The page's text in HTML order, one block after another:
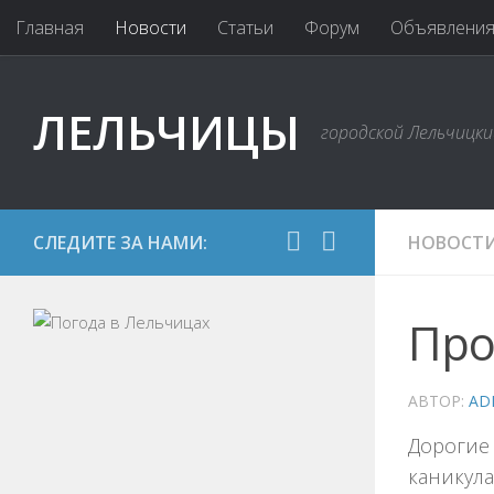
Главная Новости Статьи Форум Объявления
ЛЕЛЬЧИЦЫ городской
АВТОР:
СЛЕДИТЕ ЗА НАМИ: